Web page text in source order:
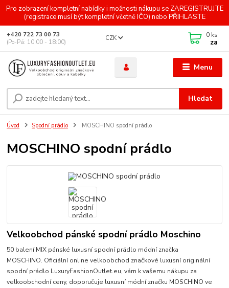
Pro zobrazení kompletní nabídky i možnosti nákupu se ZAREGISTRUJTE
(registrace musí být kompletní včetně IČO) nebo PŘIHLASTE
Menu
CZK
Hledat
+420 722 73 00 73
(Po-Pá: 10:00 - 18:00)
0 ks
za
Úvod Spodní prádlo MOSCHINO spodní prádlo
MOSCHINO spodní prádlo
Velkoobchod pánské spodní prádlo Moschino
50 balení MIX pánské luxusní spodní prádlo módní značka
MOSCHINO. Oficiální online velkoobchod značkové luxusní originální
spodní prádlo LuxuryFashionOutlet.eu, vám k vašemu nákupu za
velkoobchodní ceny, doporučuje luxusní módní značku MOSCHINO ve